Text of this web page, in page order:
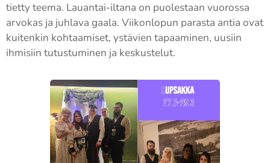
tietty teema. Lauantai-iltana on puolestaan vuorossa
arvokas ja juhlava gaala. Viikonlopun parasta antia ovat
kuitenkin kohtaamiset, ystävien tapaaminen, uusiin
ihmisiin tutustuminen ja keskustelut.